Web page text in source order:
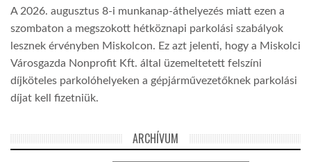
A 2026. augusztus 8-i munkanap-áthelyezés miatt ezen a
szombaton a megszokott hétköznapi parkolási szabályok
lesznek érvényben Miskolcon. Ez azt jelenti, hogy a Miskolci
Városgazda Nonprofit Kft. által üzemeltetett felszíni
díjköteles parkolóhelyeken a gépjárművezetőknek parkolási
díjat kell fizetniük.
ARCHÍVUM